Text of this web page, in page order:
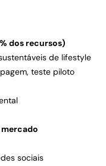
dos recursos)
de lifestyle
teste piloto
sociais